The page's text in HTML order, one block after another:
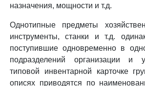
назначения, мощности и т.д.
Однотипные предметы
инструменты, станки и т.д.
поступившие одновременно в
подразделений организации и
типовой инвентарной карточке
описях приводятся по